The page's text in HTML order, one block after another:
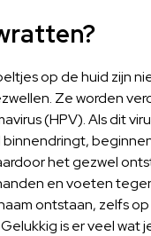
op de huid zijn
Ze worden
(HPV). Als dit
binnendringt,
het gezwel
en voeten
ontstaan, zelfs
is er veel wat